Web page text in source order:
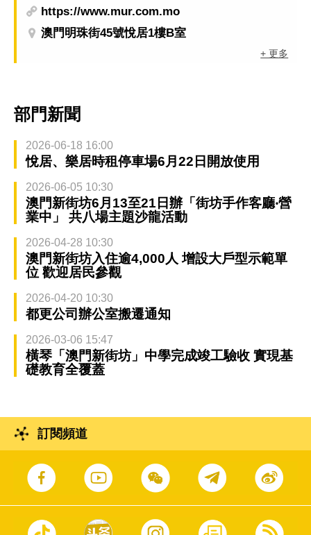
https://www.mur.com.mo
澳門明珠街45號悅居1樓B室
+ 更多
部門新聞
2026-06-18 16:00
悅居、樂居時租停車場6月22日開放使用
2026-06-05 10:30
澳門新街坊6月13至21日辦「街坊手作客廳‧營
業中」 共八場主題沙龍活動
2026-04-28 10:30
澳門新街坊入住逾4,000人 增設大戶型示範單
位 歡迎居民參觀
2026-04-20 10:30
都更公司辦公室搬遷通知
2026-03-06 15:47
橫琴「澳門新街坊」中學完成竣工驗收 實現基
礎教育全覆蓋
訂閱頻道